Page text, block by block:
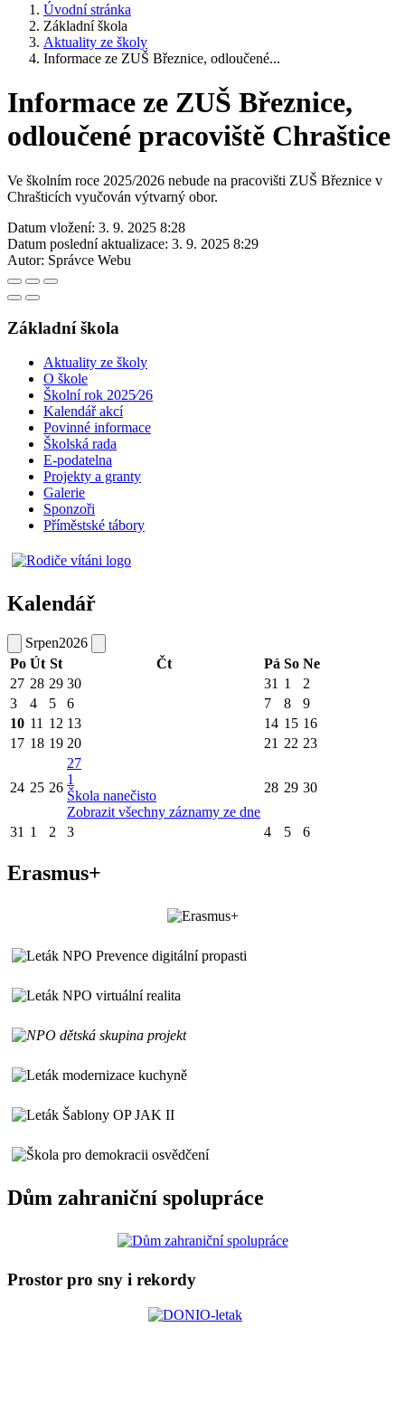
Úvodní stránka
Základní škola
Aktuality ze školy
Informace ze ZUŠ Březnice, odloučené...
Informace ze ZUŠ Březnice,
odloučené pracoviště Chraštice
Ve školním roce 2025/2026 nebude na pracovišti ZUŠ Březnice v
Chrašticích vyučován výtvarný obor.
Datum vložení: 3. 9. 2025 8:28
Datum poslední aktualizace: 3. 9. 2025 8:29
Autor: Správce Webu
Základní škola
Aktuality ze školy
O škole
Školní rok 2025⁄26
Kalendář akcí
Povinné informace
Školská rada
E-podatelna
Projekty a granty
Galerie
Sponzoři
Příměstské tábory
Kalendář
Srpen2026
Po Út St Čt Pá So Ne
27 28 29 30 31 1
2
3
4 5 6 7 8
9
10 11 12 13 14 15 16
17 18 19 20 21 22 23
24 25 26
27
1
Škola nanečisto
Zobrazit všechny záznamy ze dne
28 29 30
31 1 2 3 4 5 6
Erasmus+
Dům zahraniční spolupráce
Prostor pro sny i rekordy